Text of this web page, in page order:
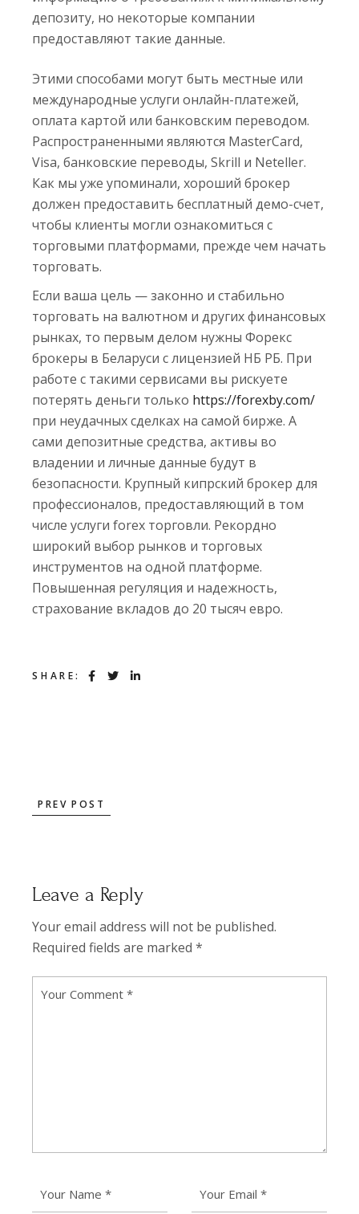
депозиту, но некоторые компании
предоставляют такие данные.
Этими способами могут быть местные или
международные услуги онлайн-платежей,
оплата картой или банковским переводом.
Распространенными являются MasterCard,
Visa, банковские переводы, Skrill и Neteller.
Как мы уже упоминали, хороший брокер
должен предоставить бесплатный демо-счет,
чтобы клиенты могли ознакомиться с
торговыми платформами, прежде чем начать
торговать.
Если ваша цель — законно и стабильно
торговать на валютном и других финансовых
рынках, то первым делом нужны Форекс
брокеры в Беларуси с лицензией НБ РБ. При
работе с такими сервисами вы рискуете
потерять деньги только https://forexby.com/
при неудачных сделках на самой бирже. А
сами депозитные средства, активы во
владении и личные данные будут в
безопасности. Крупный кипрский брокер для
профессионалов, предоставляющий в том
числе услуги forex торговли. Рекордно
широкий выбор рынков и торговых
инструментов на одной платформе.
Повышенная регуляция и надежность,
страхование вкладов до 20 тысяч евро.
SHARE:
PREV POST
Leave a Reply
Your email address will not be published.
Required fields are marked*